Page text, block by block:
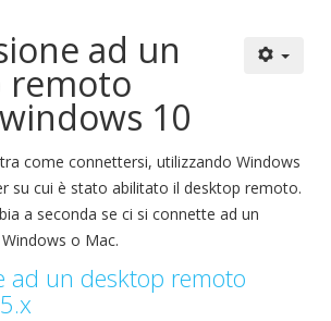
ad un
remoto
10
come connettersi, utilizzando Windows
su cui è stato abilitato il desktop remoto.
a seconda se ci si connette ad un
o Mac.
ad un desktop remoto